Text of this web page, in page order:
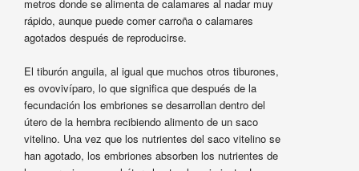
metros donde se alimenta de calamares al nadar muy
rápido, aunque puede comer carroña o calamares
agotados después de reproducirse.
El tiburón anguila, al igual que muchos otros tiburones,
es ovovivíparo, lo que significa que después de la
fecundación los embriones se desarrollan dentro del
útero de la hembra recibiendo alimento de un saco
vitelino. Una vez que los nutrientes del saco vitelino se
han agotado, los embriones absorben los nutrientes de